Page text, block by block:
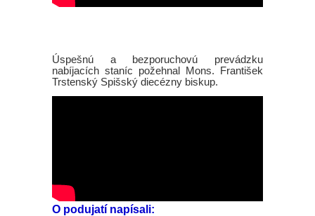
Úspešnú a bezporuchovú prevádzku
nabíjacích staníc požehnal Mons. František
Trstenský Spišský diecézny biskup.
O podujatí napísali: